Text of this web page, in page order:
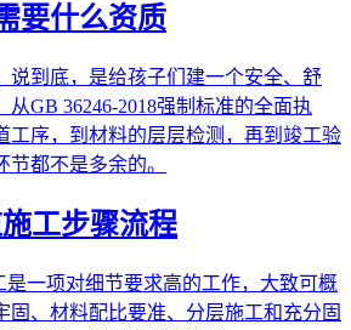
要什么资质
说到底，是给孩子们建一个安全、舒
GB 36246-2018强制标准的全面执
工序，到材料的层层检测，再到竣工验
都不是多余的。
工步骤流程
是一项对细节要求高的工作，大致可概
固、材料配比要准、分层施工和充分固